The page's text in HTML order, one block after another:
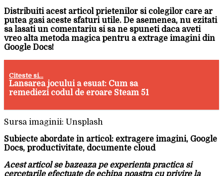
Distribuiti acest articol prietenilor si colegilor care ar
putea gasi aceste sfaturi utile. De asemenea, nu ezitati
sa lasati un comentariu si sa ne spuneti daca aveti
vreo alta metoda magica pentru a extrage imagini din
Google Docs!
Citeste si...
Lansarea jocului a esuat: Cum sa
remediezi codul de eroare Steam 51
Sursa imaginii: Unsplash
Subiecte abordate in articol: extragere imagini, Google
Docs, productivitate, documente cloud
Acest articol se bazeaza pe experienta practica si
cercetarile efectuate de echipa noastra cu privire la